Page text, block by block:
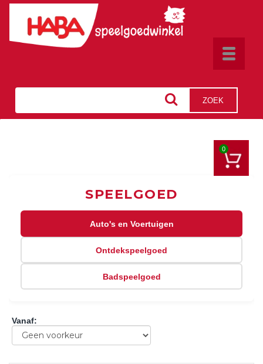
Toggle
ZOEK
0
SPEELGOED
Auto's en Voertuigen
Ontdekspeelgoed
Badspeelgoed
Vanaf: